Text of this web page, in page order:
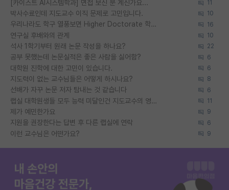
[카이스트 AI시스템학과] 면접 보신 분 계신가요... 11
박사수료인데 지도교수 이직 문제로 고민입니다. 10
우리나라도 학구 열풍보면 Higher Doctorate 학위가 필요하다고 봅니다. 16
연구실 후배와의 관계 10
석사 1학기부터 원래 논문 작성을 하나요? 22
공부 못했는데 논문실적은 좋은 사람을 싫어함? 6
대학원 진학에 대한 고민이 있습니다. 6
지도력이 없는 교수님들은 어떻게 하시나요? 8
선배가 자꾸 논문 저자 탐내는 것 같습니다 6
랩실 대학원생들 모두 능력 미달인건 지도교수의 영향 아닌가? 11
제가 예민한가요 9
지원을 권장한다는 답변 후 다른 랩실에 연락 6
이런 교수님은 어떤가요? 9